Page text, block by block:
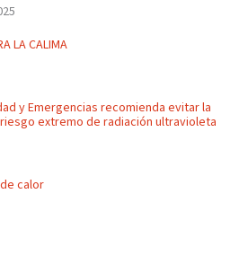
LA CALIMA
y Emergencias recomienda evitar la
extremo de radiación ultravioleta
calor